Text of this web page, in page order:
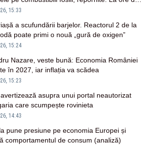
apela la importuri - LIVE TEXT
15:33
a scufundării barjelor. Reactorul 2 de la
poate primi o nouă „gură de oxigen”
15:24
Nazare, veste bună: Economia României
în 2027, iar inflația va scădea
15:23
asupra unui portal neautorizat
care scumpește rovinieta
14:43
pune presiune pe economia Europei și
comportamentul de consum (analiză)